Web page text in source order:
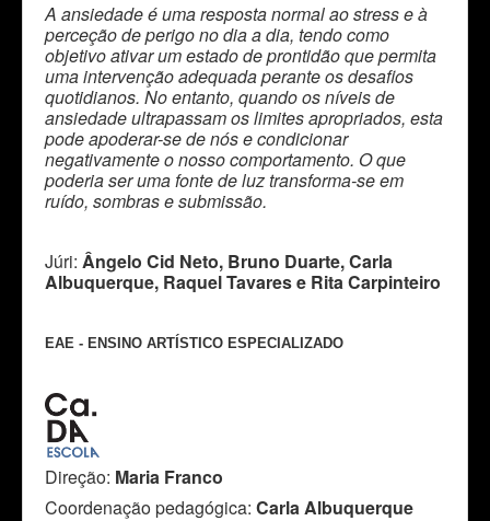
A ansiedade é uma resposta normal ao stress e à
perceção de perigo no dia a dia, tendo como
objetivo ativar um estado de prontidão que permita
uma intervenção adequada perante os desafios
quotidianos. No entanto, quando os níveis de
ansiedade ultrapassam os limites apropriados, esta
pode apoderar-se de nós e condicionar
negativamente o nosso comportamento. O que
poderia ser uma fonte de luz transforma-se em
ruído, sombras e submissão.
Júri: Ângelo Cid Neto, Bruno Duarte, Carla
Albuquerque, Raquel Tavares e Rita Carpinteiro
EAE - ENSINO ARTÍSTICO ESPECIALIZADO
Direção: Maria Franco
Coordenação pedagógica: Carla Albuquerque